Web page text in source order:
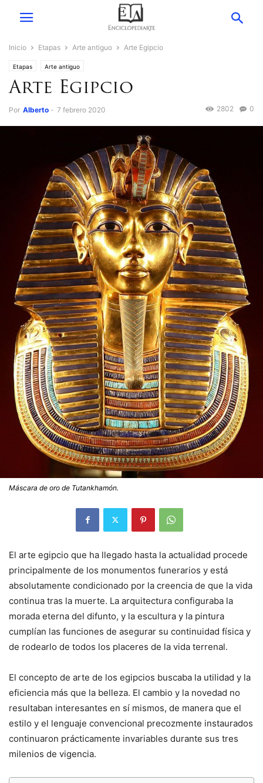
Inicio Etapas Arte antiguo Arte Egipcio
Etapas Arte antiguo
Arte Egipcio
Por Alberto - 7 febrero 2020 0
2802
Máscara de oro de Tutankhamón.
El arte egipcio que ha llegado hasta la actualidad procede
principalmente de los monumentos funerarios y está
absolutamente condicionado por la creencia de que la vida
continua tras la muerte. La arquitectura configuraba la
morada eterna del difunto, y la escultura y la pintura
cumplían las funciones de asegurar su continuidad física y
de rodearlo de todos los placeres de la vida terrenal.
El concepto de arte de los egipcios buscaba la utilidad y la
eficiencia más que la belleza. El cambio y la novedad no
resultaban interesantes en sí mismos, de manera que el
estilo y el lenguaje convencional precozmente instaurados
continuaron prácticamente invariables durante sus tres
milenios de vigencia.